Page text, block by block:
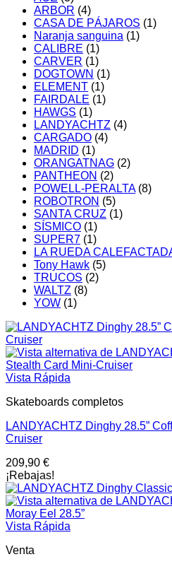
ARBOR (4)
CASA DE PÁJAROS (1)
Naranja sanguina (1)
CALIBRE (1)
CARVER (1)
DOGTOWN (1)
ELEMENT (1)
FAIRDALE (1)
HAWGS (1)
LANDYACHTZ (4)
CARGADO (4)
MADRID (1)
ORANGATNAG (2)
PANTHEON (2)
POWELL-PERALTA (8)
ROBOTRON (5)
SANTA CRUZ (1)
SÍSMICO (1)
SUPER7 (1)
LA RUEDA
Tony Hawk (5)
TRUCOS (2)
WALTZ (8)
YOW (1)
Vista Rápida
Skateboards completos
LANDYACHTZ Dinghy 28.5”
Cruiser
209,90 €
¡Rebajas!
Vista Rápida
Venta